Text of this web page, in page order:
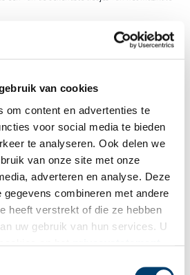
van cookies
om content en advertenties te
voor social media te bieden
te analyseren. Ook delen we
van onze site met onze
adverteren en analyse. Deze
gegevens combineren met andere
heeft verstrekt of die ze hebben
uw gebruik van hun services. U
zeventig verzorgen Johnny & Rijk
hit. De twee komieken hebben
witte doek afspeelt. Als duo zijn ze te
C&A (‘C&A is toch voordeliger!’). In
Gooyer en Kraaijkamp samen met
komische televisieserie De Brekers van
overlijdt op 17 juli 2011 in een
Bijna vier maanden later, op 2
Rijk de Gooyer op 85-jarige leeftijd in
aan de gevolgen van